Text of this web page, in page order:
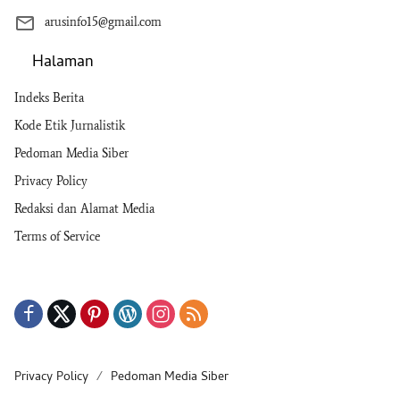
arusinfo15@gmail.com
Halaman
Indeks Berita
Kode Etik Jurnalistik
Pedoman Media Siber
Privacy Policy
Redaksi dan Alamat Media
Terms of Service
Privacy Policy Pedoman Media Siber